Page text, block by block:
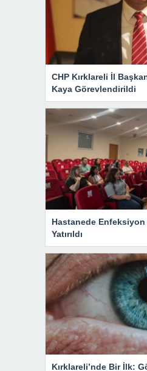
CHP Kırklareli İl
Kaya Görevlendirildi
Hastanede
Yatırıldı
Kırklareli’nde Bir İlk: